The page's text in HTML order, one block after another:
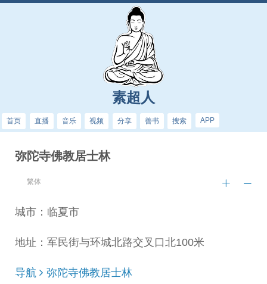
素超人
首页 直播 音乐 视频 分享 善书 搜索 APP
弥陀寺佛教居士林
繁体
城市：临夏市
地址：军民街与环城北路交叉口北100米
导航 弥陀寺佛教居士林